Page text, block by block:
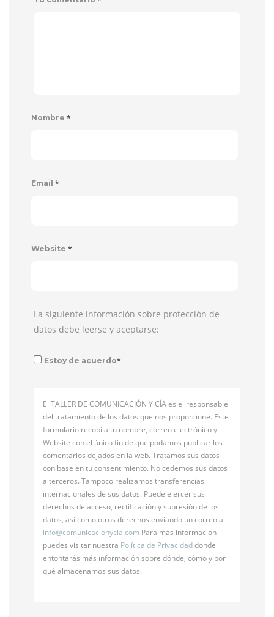
Nombre *
Email *
Website *
La siguiente información sobre protección de
datos debe leerse y aceptarse:
Estoy de acuerdo*
El TALLER DE COMUNICACIÓN Y CÍA es el responsable
del tratamiento de los datos que nos proporcione. Este
formulario recopila tu nombre, correo electrónico y
Website con el único fin de que podamos publicar los
comentarios dejados en la web. Tratamos sus datos
con base en tu consentimiento. No cedemos sus datos
a terceros. Tampoco realizamos transferencias
internacionales de sus datos. Puede ejercer sus
derechos de acceso, rectificación y supresión de los
datos, así como otros derechos enviando un correo a
info@comunicacionycia.com Para más información
puedes visitar nuestra Política de Privacidaddonde
entontarás más información sobre dónde, cómo y por
qué almacenamos sus datos.